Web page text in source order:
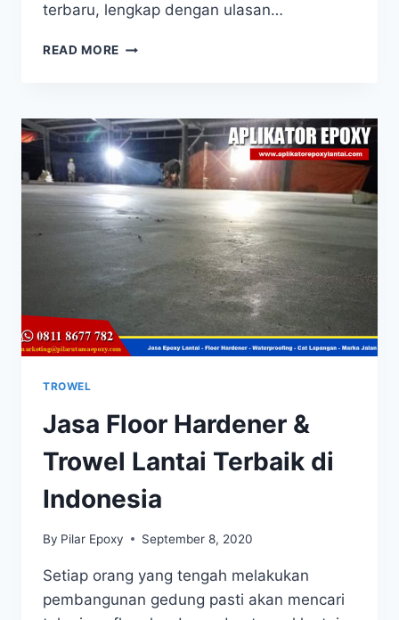
terbaru, lengkap dengan ulasan…
READ MORE
TROWEL
Jasa Floor Hardener &
Trowel Lantai Terbaik di
Indonesia
By Pilar Epoxy September 8, 2020
Setiap orang yang tengah melakukan
pembangunan gedung pasti akan mencari